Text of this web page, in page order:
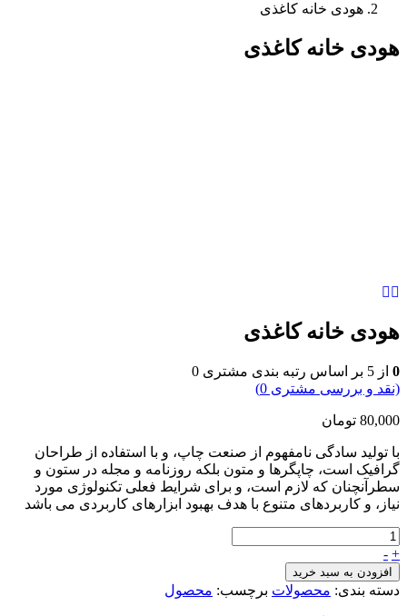
هودی خانه کاغذی
هودی خانه کاغذی
هودی خانه کاغذی
0 از 5 بر اساس رتبه بندی مشتری 0
(نقد و بررسی مشتری 0
)
80,000 تومان
با تولید سادگی نامفهوم از صنعت چاپ، و با استفاده از طراحان
گرافیک است، چاپگرها و متون بلکه روزنامه و مجله در ستون و
سطرآنچنان که لازم است، و برای شرایط فعلی تکنولوژی مورد
نیاز، و کاربردهای متنوع با هدف بهبود ابزارهای کاربردی می باشد
+
-
افزودن به سبد خرید
دسته بندی: محصولات برچسب: محصول